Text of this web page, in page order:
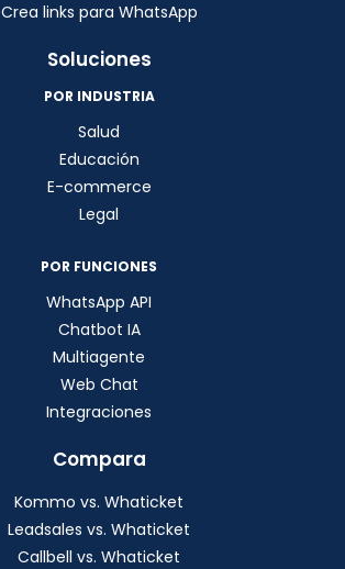
Crea links para WhatsApp
Soluciones
POR INDUSTRIA
Salud
Educación
E-commerce
Legal
POR FUNCIONES
WhatsApp API
Chatbot IA
Multiagente
Web Chat
Integraciones
Compara
Kommo vs. Whaticket
Leadsales vs. Whaticket
Callbell vs. Whaticket